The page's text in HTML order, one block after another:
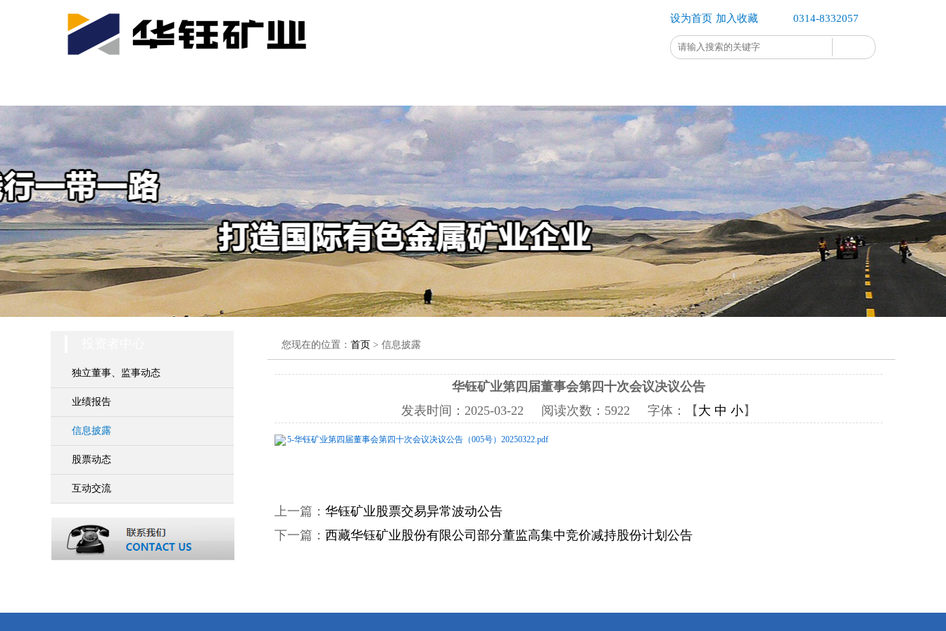
设为首页 加入收藏 0314-8332057
独立董事、监事动态
业绩报告
信息披露
股票动态
互动交流
您现在的位置： 首页 > 信息披露
华钰矿业第四届董事会第四十次会议决议公告
发表时间： 2025-03-22 阅读次数： 5922 字体：【 大 中 小】
5-华钰矿业第四届董事会第四十次会议决议公告（005号）20250322.pdf
上一篇： 华钰矿业股票交易异常波动公告
下一篇： 西藏华钰矿业股份有限公司部分董监高集中竞价减持股份计划公告